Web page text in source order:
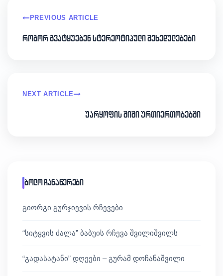
PREVIOUS ARTICLE
როგორ გვატყუებენ სტერეოტიპული შეხედულებები
NEXT ARTICLE
უარყოფის შიში ურთიერთობებში
ბოლო ჩანაწერები
გიორგი გურჯიევის რჩევები
“სიტყვის ძალა” ბაბუის რჩევა შვილიშვილს
“გადასატანი” დღეები – გურამ დოჩანაშვილი